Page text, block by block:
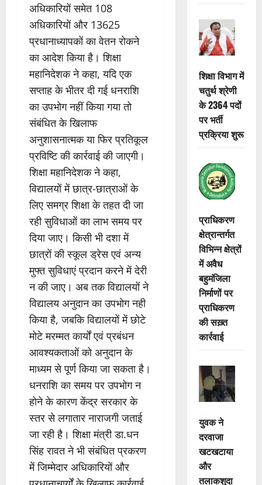
अधिकारियों समेत 108
अधिकारियों और 13625
प्रधानाध्यापकों का वेतन रोकने
का आदेश किया है। शिक्षा
महानिदेशक ने कहा, यदि एक
सप्ताह के भीतर दी गई धनराशि
का उपभोग नहीं किया गया तो
संबंधित के खिलाफ
अनुशासनात्मक या फिर प्रतिकूल
प्रविष्टि की कार्रवाई की जाएगी।
शिक्षा महानिदेशक ने कहा,
विद्यालयों में छात्र-छात्राओं के
लिए समग्र शिक्षा के तहत दी जा
रही सुविधाओं का लाभ समय पर
दिया जाए। किसी भी दशा में
छात्रों की स्कूल ड्रेस एवं अन्य
मुफ्त सुविधाएं प्रदान करने में देरी
न की जाए। अब तक विद्यालयों ने
विद्यालय अनुदान का उपभोग नही
किया है, जबकि विद्यालयों में छोटे
मोटे मरम्मत कार्यों एवं प्रबंधन
आवश्यकताओं को अनुदान के
माध्यम से पूर्ण किया जा सकता है।
धनराशि का समय पर उपभोग न
होने के कारण केंद्र सरकार के
स्तर से लगातार नाराजगी जताई
जा रही है। शिक्षा मंत्री डा.धन
सिंह रावत ने भी संबंधित प्रकरण
में जिम्मेदार अधिकारियों और
शिक्षा विभाग में
चतुर्थ श्रेणी
के 2364 पदों
पर भर्ती
प्रक्रिया शुरू
प्राधिकरण
क्षेत्रान्तर्गत
विभिन्न क्षेत्रों
में अवैध
बहुमंजिला
निर्माणों पर
प्राधिकरण
की सख़्त
कार्रवाई
युवक ने
दरवाजा
खटखटाया
और
तलाकशुदा